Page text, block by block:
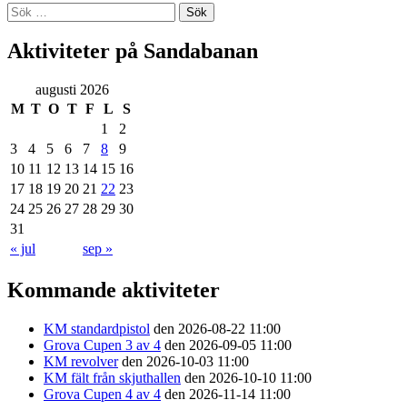
Sök
efter:
Aktiviteter på Sandabanan
augusti 2026
M T O T F L
S
1
2
3
4 5 6 7 8
9
10 11 12 13 14 15 16
17 18 19 20 21 22 23
24 25 26 27 28 29 30
31
« jul
sep »
Kommande aktiviteter
KM standardpistol den 2026-08-22 11:00
Grova Cupen 3 av 4 den 2026-09-05 11:00
KM revolverden 2026-10-03 11:00
KM fält från skjuthallen den 2026-10-10 11:00
Grova Cupen 4 av 4 den 2026-11-14 11:00